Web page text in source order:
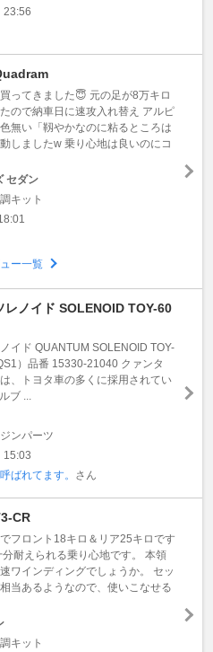
23:56
ってきました😇 元の足が8万キロ
ので納車日に速攻入れ替え アルピ
無い「靱やかなのに粘るところは
しましたw 乗り心地は良いのにコ
セダン
キット
ー一覧
レノイド SOLENOID TOY-60
イド QUANTUM SOLENOID TOY-
）品番 15330-21040 クァンタ
、トヨタ車の多くに採用されてい
ブ ...
ンパーツ
15:03
ばれてます。 さん
CR
フロント18キロ＆リア25キロです
耐えられる乗り心地です。 本領
ワインディングでしょうか。 セッ
当あるようなので、使いこなせる
キット